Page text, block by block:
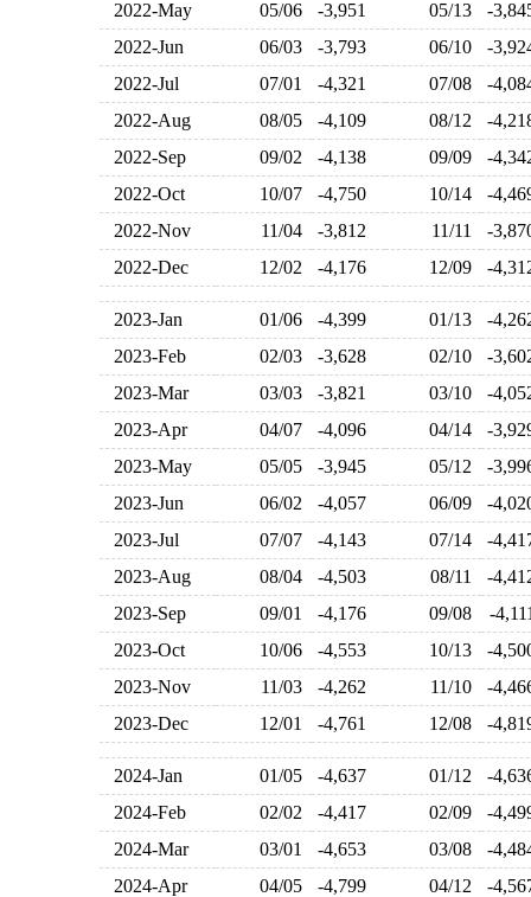
2022-May
05/06 -3,951 05/13
-
2022-Jun
06/03 -3,793 06/10
-
2022-Jul
07/01 -4,321 07/08
-
2022-Aug
08/05 -4,109 08/12
-
2022-Sep
09/02 -4,138 09/09
-
2022-Oct
10/07 -4,750 10/14
-
2022-Nov
11/04 -3,812 11/11
-
2022-Dec
12/02 -4,176 12/09 -
2023-Jan 01/06 -4,399 01/13
-
2023-Feb
02/03 -3,628 02/10
-
2023-Mar
03/03 -3,821 03/10
-
2023-Apr
04/07 -4,096 04/14
-
2023-May
05/05 -3,945 05/12
-
2023-Jun
06/02 -4,057 06/09
-
2023-Jul
07/07 -4,143 07/14
-
2023-Aug
08/04 -4,503 08/11
-
2023-Sep
09/01 -4,176 09/08
-
2023-Oct
10/06 -4,553 10/13
-
2023-Nov
11/03 -4,262 11/10
-
2023-Dec
12/01 -4,761 12/08 -
2024-Jan 01/05 -4,637 01/12
-
2024-Feb
02/02 -4,417 02/09
-
2024-Mar
03/01 -4,653 03/08
-
2024-Apr
04/05 -4,799 04/12
-